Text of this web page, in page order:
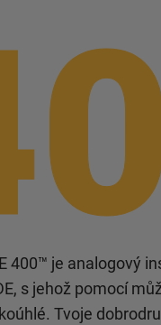
400™ je analogový
s jehož pomocí
Tvoje